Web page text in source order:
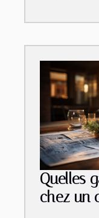
Quelles
chez un